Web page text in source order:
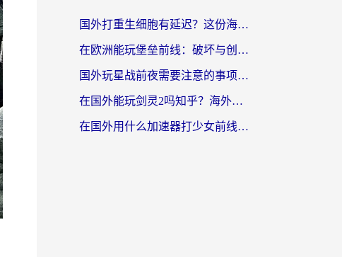
国外打重生细胞有延迟？这份海外畅玩国服游戏加速器终极指南请收好
在欧洲能玩堡垒前线：破坏与创造吗？海外党国服游戏不卡顿的秘密
国外玩星战前夜需要注意的事项：一份来自老玩家的网络生存指南
在国外能玩剑灵2吗知乎？海外党亲测有效的国服游戏加速指南
在国外用什么加速器打少女前线：云图计划不卡？一个老玩家的掏心分享